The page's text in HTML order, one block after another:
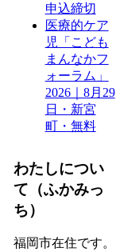
申込締切
医療的ケア
児「こども
まんなかフ
ォーラム」
2026｜8月29
日・新宮
町・無料
わたしについ
て（ふかみっ
ち）
福岡市在住です。